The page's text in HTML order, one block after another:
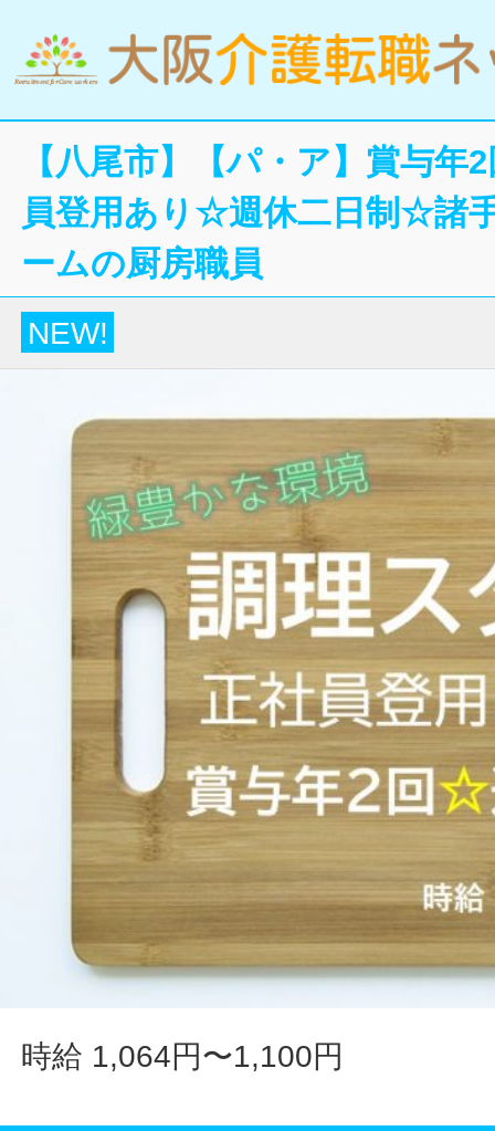
【八尾市】【パ・ア】賞与
員登用あり☆週休二日制☆諸
ームの厨房職員
NEW!
時給 1,064円〜1,100円